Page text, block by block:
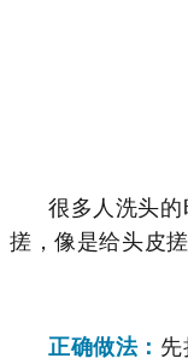
很多人洗头
搓，像是给头皮搓
正确做法：